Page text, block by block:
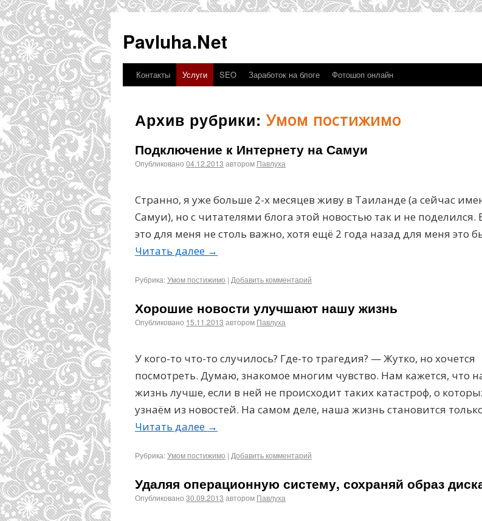
Pavluha.Net
Контакты Услуги SEO Заработок на блоге Фотошоп онлайн
Архив рубрики: Умом постижимо
Подключение к Интернету на Самуи
Опубликовано 04.12.2013 автором Павлуха
Странно, я уже больше 2-х месяцев живу в Таиланде (а сейчас
Самуи), но с читателями блога этой новостью так и не
это для меня не столь важно, хотя ещё 2 года назад для меня это
Читать далее →
Рубрика:Умом постижимо | Добавить комментарий
Хорошие новости улучшают нашу жизнь
Опубликовано 15.11.2013 автором Павлуха
У кого-то что-то случилось? Где-то трагедия? — Жутко, но хочется
посмотреть. Думаю, знакомое многим чувство. Нам кажется, что
жизнь лучше, если в ней не происходит таких катастроф, о
узнаём из новостей. На самом деле, наша жизнь становится
Читать далее →
Рубрика:Умом постижимо | Добавить комментарий
Удаляя операционную систему, сохраняй образ
Опубликовано 30.09.2013 автором Павлуха